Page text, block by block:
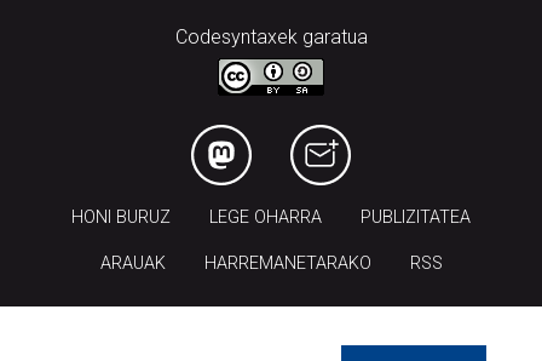
Codesyntaxek garatua
HONI BURUZ LEGE OHARRA PUBLIZITATEA
ARAUAK HARREMANETARAKO RSS